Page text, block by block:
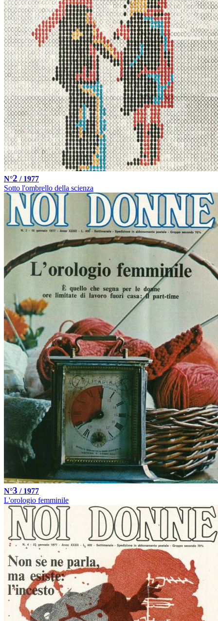
N°2 / 1977
Sotto l'ombrello della scienza
N°3 / 1977
L'orologio femminile